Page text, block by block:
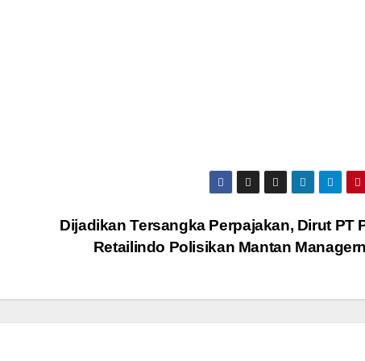
Dijadikan Tersangka Perpajakan, Dirut PT
Retailindo Polisikan Mantan